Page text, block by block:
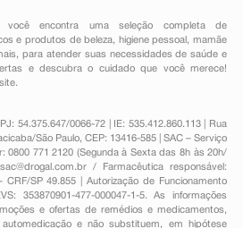
você encontra uma seleção completa de
e produtos de beleza, higiene pessoal ,mamãe
para atender suas necessidades de saúde e
e descubra o cuidado que você merece!
54.375.647/0066-72 | IE: 535.412.860.113 | Rua
São Paulo, CEP: 13416-585 | SAC – Serviço
0800 771 2120 (Segunda à Sexta das 8h às 20h/
sac@drogal.com.br/ Farmacêutica responsável:
SP 49.855 | Autorização de Funcionamento
353870901-477-000047-1-5. As informações
e ofertas de remédios e medicamentos,
e não substituem, em hipótese